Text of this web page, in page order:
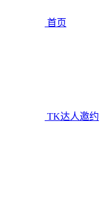
首页
TK达人邀约